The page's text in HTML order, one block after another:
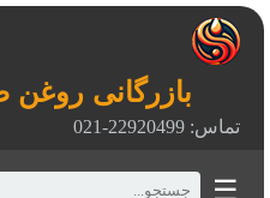
بازرگانی
تماس: 22920499-021
☰